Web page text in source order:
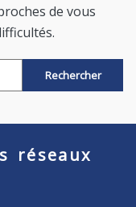
de vous
réseaux